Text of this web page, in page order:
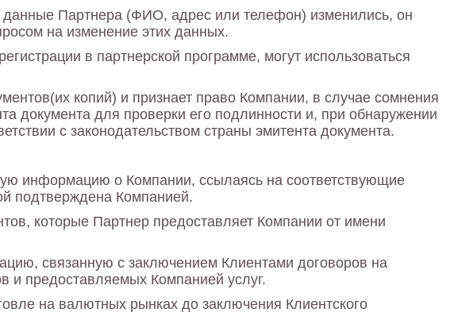
данные Партнера (ФИО, адрес или телефон) изменились, он
на изменение этих данных.
в партнерской программе, могут использоваться
копий) и признает право Компании, в случае сомнения
документа для проверки его подлинности и, при обнаружении
с законодательством страны эмитента документа.
информацию о Компании, ссылаясь на соответствующие
подтверждена Компанией.
которые Партнер предоставляет Компании от имени
связанную с заключением Клиентами договоров на
и предоставляемых Компанией услуг.
на валютных рынках до заключения Клиентского